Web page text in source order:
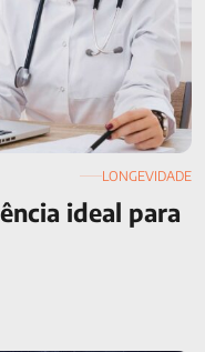
LONGEVIDADE
ideal para